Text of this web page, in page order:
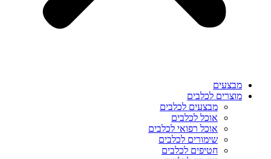
מבצעים
מוצרים לכלבים
מבצעים לכלבים
אוכל לכלבים
אוכל רפואי לכלבים
שימורים לכלבים
חטיפים לכלבים